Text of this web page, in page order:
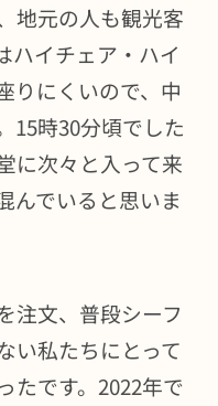
地元の人も観光客
ハイチェア・ハイ
りにくいので、中
15時30分頃でした
に次々と入って来
んでいると思いま
注文、普段シーフ
い私たちにとって
たです。2022年で